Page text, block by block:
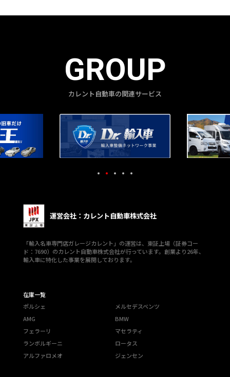
GROUP
カレント自動車の関連サービス
運営会社：カレント自動車株式会社
「輸入名車専門店ガレージカレント」の運営は、東証上場（証券コー
ド：7690）のカレント自動車株式会社が行っています。創業より26年、
輸入車に特化した事業を展開しております。
在庫一覧
ポルシェ
メルセデスベンツ
AMG
BMW
フェラーリ
マセラティ
ランボルギーニ
ロータス
アルファロメオ
ジェンセン